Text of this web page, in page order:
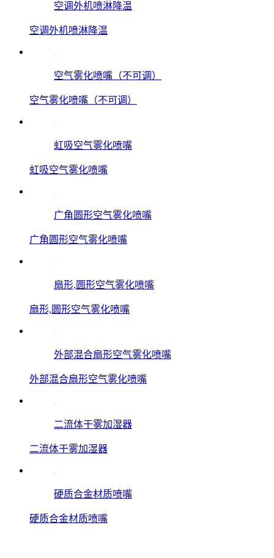
空调外机喷淋降温
空调外机喷淋降温
空气雾化喷嘴（不可调）
空气雾化喷嘴（不可调）
虹吸空气雾化喷嘴
虹吸空气雾化喷嘴
广角圆形空气雾化喷嘴
广角圆形空气雾化喷嘴
扇形,圆形空气雾化喷嘴
扇形,圆形空气雾化喷嘴
外部混合扇形空气雾化喷嘴
外部混合扇形空气雾化喷嘴
二流体干雾加湿器
二流体干雾加湿器
硬质合金材质喷嘴
硬质合金材质喷嘴